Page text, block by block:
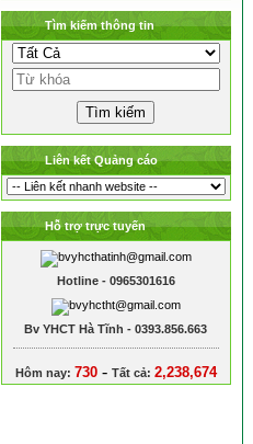
Tìm kiếm thông tin
Liên kết Quảng cáo
Hỗ trợ trực tuyến
Hotline - 0965301616
Bv YHCT Hà Tĩnh - 0393.856.663
Hôm nay: 730- Tất cả: 2,238,674